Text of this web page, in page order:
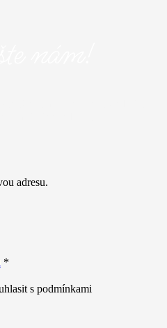
adresu.
*
s podmínkami